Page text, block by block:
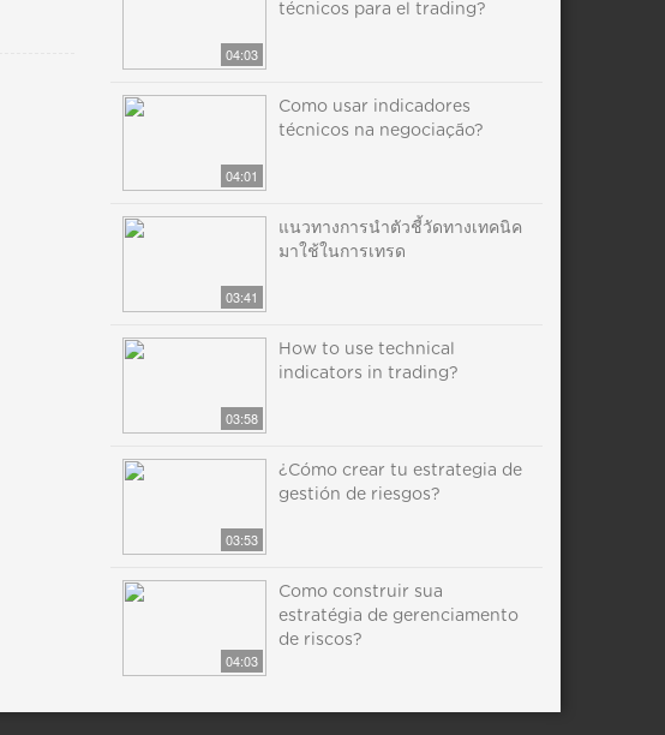
04:03
técnicos para el trading?
04:01
Como usar indicadores
técnicos na negociação?
03:41
แนวทางการนำตัวชี้วัดทางเทคนิค
มาใช้ในการเทรด
03:58
How to use technical
indicators in trading?
03:53
¿Cómo crear tu estrategia de
gestión de riesgos?
04:03
Como construir sua
estratégia de gerenciamento
de riscos?